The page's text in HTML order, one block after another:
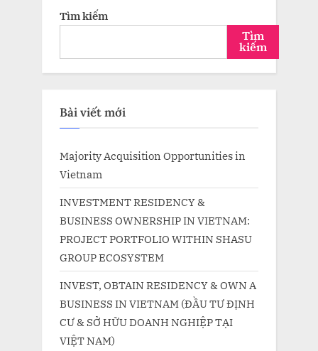
Tìm kiếm
Tìm
kiếm
Bài viết mới
Majority Acquisition Opportunities in
Vietnam
INVESTMENT RESIDENCY &
BUSINESS OWNERSHIP IN VIETNAM:
PROJECT PORTFOLIO WITHIN SHASU
GROUP ECOSYSTEM
INVEST, OBTAIN RESIDENCY & OWN A
BUSINESS IN VIETNAM (ĐẦU TƯ ĐỊNH
CƯ & SỞ HỮU DOANH NGHIỆP TẠI
VIỆT NAM)